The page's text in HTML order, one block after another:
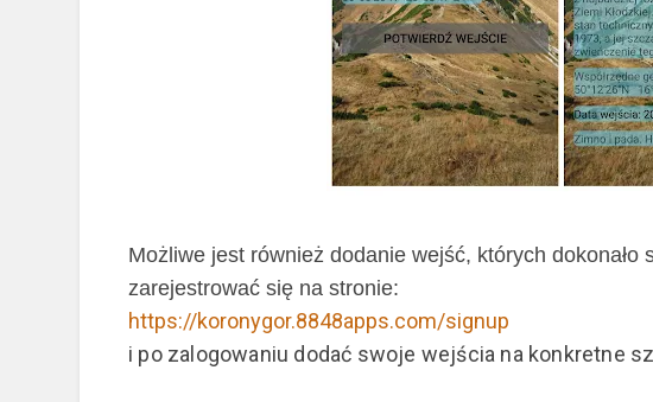
Możliwe jest również dodanie wejść, których
zarejestrować się na stronie:
https://koronygor.8848apps.com/signup
i po zalogowaniu dodać swoje wejścia na konkretne